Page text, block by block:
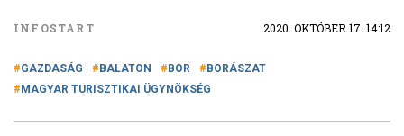
INFOSTART 2020. OKTÓBER 17. 14:12
GAZDASÁG BALATON BOR
BORÁSZAT
MAGYAR TURISZTIKAI ÜGYNÖKSÉG